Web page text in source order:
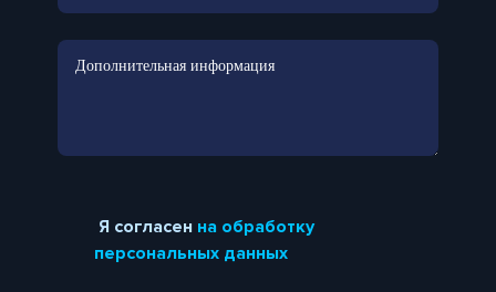
Я согласен на обработку
персональных данных